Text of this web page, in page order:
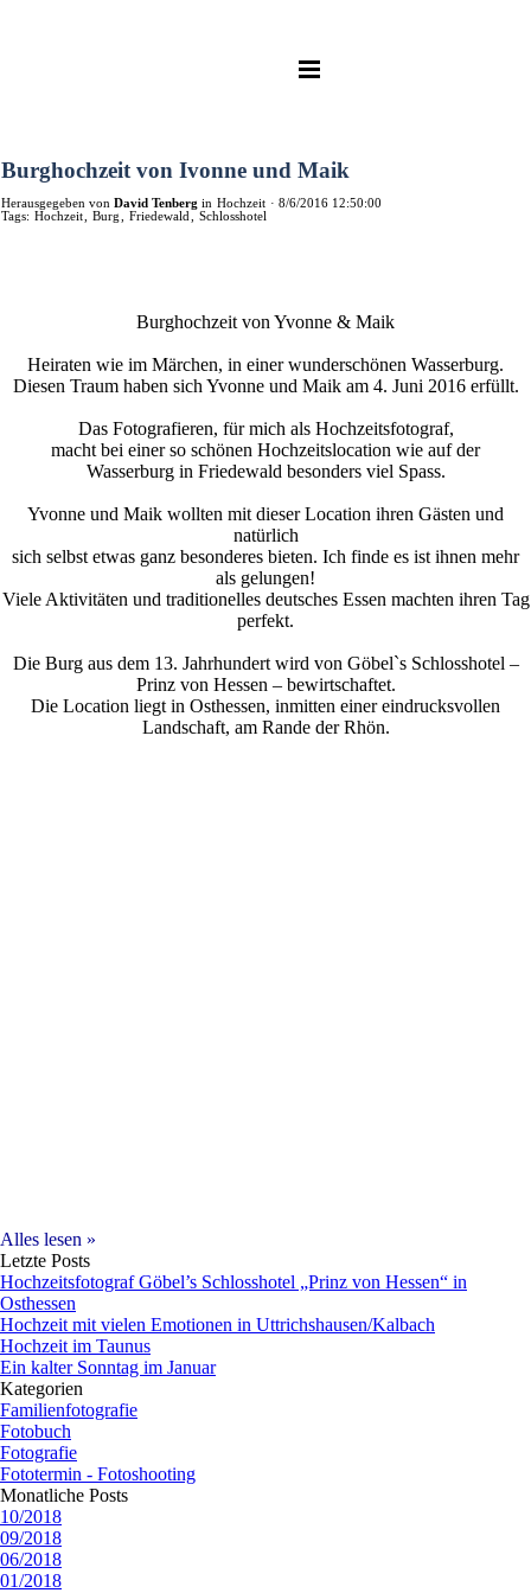
Burghochzeit von Ivonne und Maik
Herausgegeben von David Tenberg in Hochzeit · 8/6/2016 12:50:00
Tags: Hochzeit Burg Friedewald Schlosshotel
Burghochzeit von Yvonne & Maik
Heiraten wie im Märchen, in einer wunderschönen Wasserburg.
Diesen Traum haben sich Yvonne und Maik am 4. Juni 2016 erfüllt.
Das Fotografieren, für mich als Hochzeitsfotograf,
macht bei einer so schönen Hochzeitslocation wie auf der
Wasserburg in Friedewald besonders viel Spass.
Yvonne und Maik wollten mit dieser Location ihren Gästen und
natürlich
sich selbst etwas ganz besonderes bieten. Ich finde es ist ihnen mehr
als gelungen!
Viele Aktivitäten und traditionelles deutsches Essen machten ihren Tag
perfekt.
Die Burg aus dem 13. Jahrhundert wird von Göbel`s Schlosshotel –
Prinz von Hessen – bewirtschaftet.
Die Location liegt in Osthessen, inmitten einer eindrucksvollen
Landschaft, am Rande der Rhön.
Alles lesen »
Letzte Posts
Hochzeitsfotograf Göbel’s Schlosshotel „Prinz von Hessen“ in
Osthessen
Hochzeit mit vielen Emotionen in Uttrichshausen/Kalbach
Hochzeit im Taunus
Ein kalter Sonntag im Januar
Kategorien
Familienfotografie
Fotobuch
Fotografie
Fototermin - Fotoshooting
Monatliche Posts
10/2018
09/2018
06/2018
01/2018